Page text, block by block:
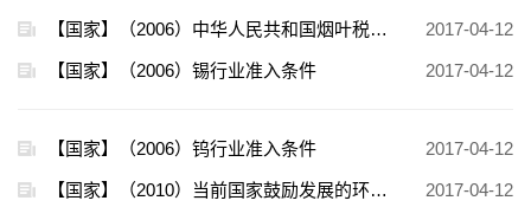
【国家】（2006）中华人民共和国烟叶税暂行条例 2017-04-12
【国家】（2006）锡行业准入条件 2017-04-12
【国家】（2006）钨行业准入条件 2017-04-12
【国家】（2010）当前国家鼓励发展的环保产业设备（产品）目录（2010年版） 2017-04-12